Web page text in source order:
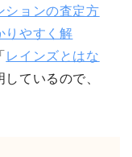
ションの査定方
りやすく解
レインズとはな
しているので、